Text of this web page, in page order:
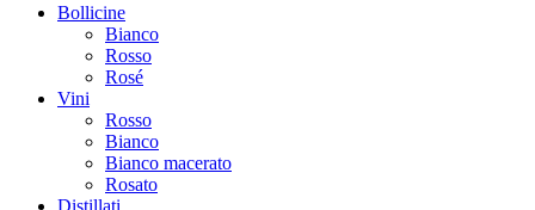
Bollicine
Bianco
Rosso
Rosé
Vini
Rosso
Bianco
Bianco macerato
Rosato
Distillati